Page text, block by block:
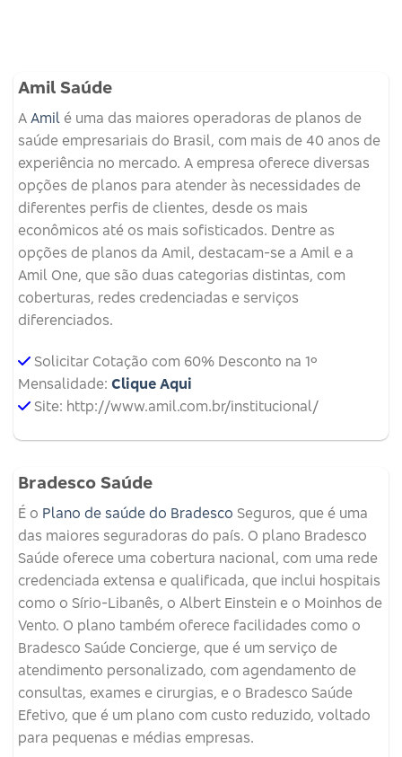
Amil Saúde
A Amil é uma das maiores operadoras de planos de
saúde empresariais do Brasil, com mais de 40 anos de
experiência no mercado. A empresa oferece diversas
opções de planos para atender às necessidades de
diferentes perfis de clientes, desde os mais
econômicos até os mais sofisticados. Dentre as
opções de planos da Amil, destacam-se a Amil e a
Amil One, que são duas categorias distintas, com
coberturas, redes credenciadas e serviços
diferenciados.
Solicitar Cotação com 60% Desconto na 1º
Mensalidade: Clique Aqui
Site: http://www.amil.com.br/institucional/
Bradesco Saúde
É o Plano de saúde do Bradesco Seguros, que é uma
das maiores seguradoras do país. O plano Bradesco
Saúde oferece uma cobertura nacional, com uma rede
credenciada extensa e qualificada, que inclui hospitais
como o Sírio-Libanês, o Albert Einstein e o Moinhos de
Vento. O plano também oferece facilidades como o
Bradesco Saúde Concierge, que é um serviço de
atendimento personalizado, com agendamento de
consultas, exames e cirurgias, e o Bradesco Saúde
Efetivo, que é um plano com custo reduzido, voltado
para pequenas e médias empresas.